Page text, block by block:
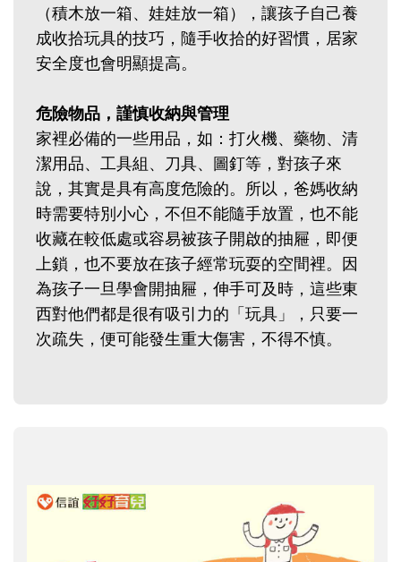
（積木放一箱、娃娃放一箱），讓孩子自己養
成收拾玩具的技巧，隨手收拾的好習慣，居家
安全度也會明顯提高。
危險物品，謹慎收納與管理
家裡必備的一些用品，如：打火機、藥物、清
潔用品、工具組、刀具、圖釘等，對孩子來
說，其實是具有高度危險的。所以，爸媽收納
時需要特別小心，不但不能隨手放置，也不能
收藏在較低處或容易被孩子開啟的抽屜，即便
上鎖，也不要放在孩子經常玩耍的空間裡。因
為孩子一旦學會開抽屜，伸手可及時，這些東
西對他們都是很有吸引力的「玩具」，只要一
次疏失，便可能發生重大傷害，不得不慎。